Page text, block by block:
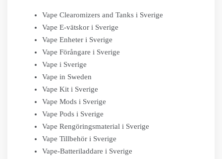
Vape Clearomizers and Tanks i Sverige
Vape E-vätskor i Sverige
Vape Enheter i Sverige
Vape Förångare i Sverige
Vape i Sverige
Vape in Sweden
Vape Kit i Sverige
Vape Mods i Sverige
Vape Pods i Sverige
Vape Rengöringsmaterial i Sverige
Vape Tillbehör i Sverige
Vape-Batteriladdare i Sverige